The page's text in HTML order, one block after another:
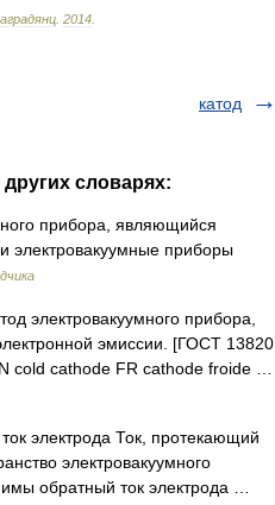
2014
катод
словарях:
прибора, являющийся
электровакуумные приборы
электровакуумного прибора,
эмиссии. [ГОСТ 13820
cold cathode FR cathode froide …
электрода Ток, протекающий
электровакуумного
обратный ток электрода …